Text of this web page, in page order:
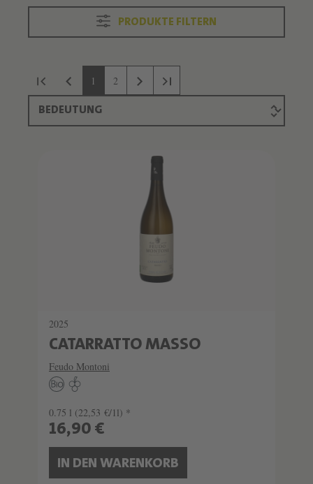
PRODUKTE FILTERN
Produktliste überspringen
Seite
1 Seite
2
2025
CATARRATTO MASSO
Feudo Montoni
0.75 l (22,53 €/1l) *
16,90 €
IN DEN WARENKORB